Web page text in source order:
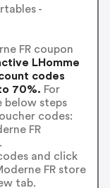
-
FR coupon
LHomme
codes
70%. For
below steps
codes:
FR
and click
FR store
tab.